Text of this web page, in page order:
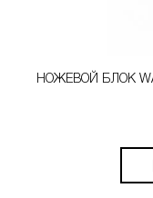
НОЖЕВОЙ БЛОК